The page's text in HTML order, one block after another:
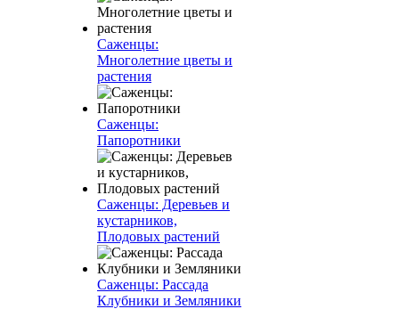
Саженцы:
Многолетние цветы и
растения
Саженцы:
Папоротники
Саженцы: Деревьев и
кустарников,
Плодовых растений
Саженцы: Рассада
Клубники и Земляники